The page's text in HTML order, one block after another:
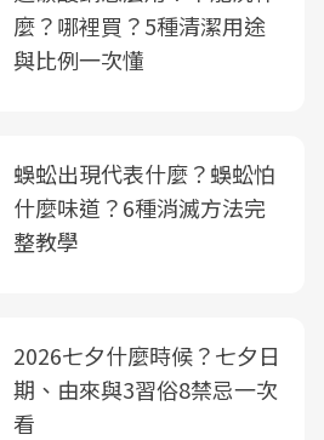
麼？哪裡買？5種清潔用途
與比例一次懂
蜈蚣出現代表什麼？蜈蚣怕
什麼味道？6種消滅方法完
整教學
2026七夕什麼時候？七夕日
期、由來與3習俗8禁忌一次
看